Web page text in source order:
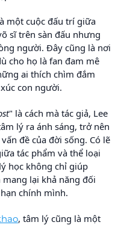
một cuộc đấu trí giữa
sĩ trên sàn đấu nhưng
người. Đây cũng là nơi
cho họ là fan đam mê
ai thích chìm đắm
con người.
" là cách mà tác giả, Lee
lý ra ánh sáng, trở nên
đề của đời sống. Có lẽ
tác phẩm và thể loại
học không chỉ giúp
lại khả năng đối
chính mình.
, tâm lý cũng là một